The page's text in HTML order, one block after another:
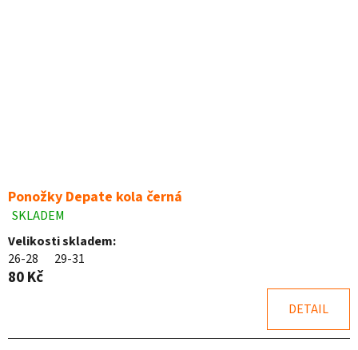
Ponožky Depate kola černá
Průměrné
hodnocení
produktu
je
5,0
hvězdiček.
SKLADEM
Velikosti skladem:
26-28
29-31
80 Kč
DETAIL